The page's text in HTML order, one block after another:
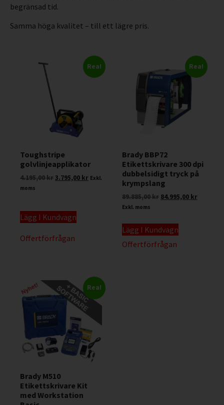
begränsad tid.
Samma höga kvalitet – till ett lägre pris.
Rea!
Toughstripe
golvlinjeapplikator
4.195,00kr3.795,00 kr Exkl.
moms
Lägg I Kundvagn
Offertförfrågan
Rea!
Brady BBP72
Etikettskrivare 300 dpi
dubbelsidigt tryck på
krympslang
89.885,00kr 84.995,00 kr
Exkl. moms
Lägg I Kundvagn
Offertförfrågan
Rea!
Brady M510
Etikettskrivare Kit
med Workstation